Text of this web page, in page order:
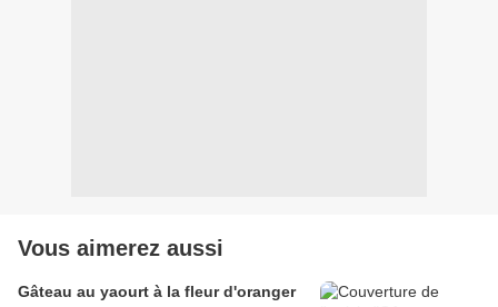
Vous aimerez aussi
Gâteau au yaourt à la fleur d'oranger